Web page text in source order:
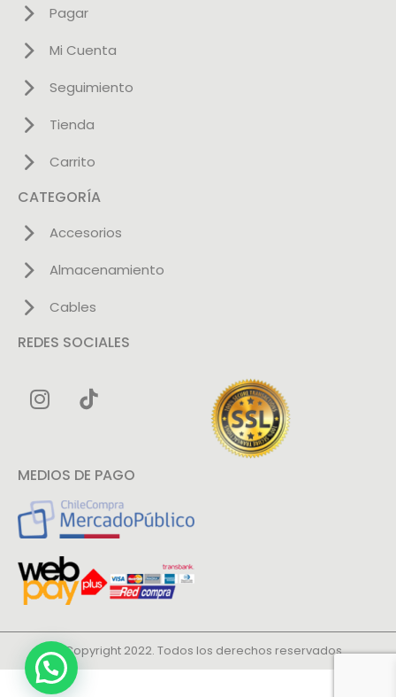
Pagar
Mi Cuenta
Seguimiento
Tienda
Carrito
CATEGORÍA
Accesorios
Almacenamiento
Cables
REDES SOCIALES
MEDIOS DE PAGO
© Copyright 2022. Todos los derechos reservados.